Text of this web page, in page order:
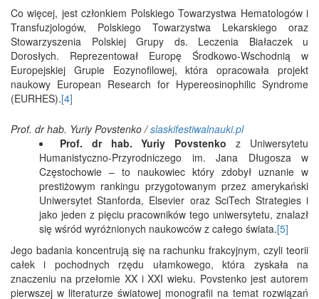
Co więcej, jest członkiem Polskiego Towarzystwa Hematologów i
Transfuzjologów, Polskiego Towarzystwa Lekarskiego oraz
Stowarzyszenia Polskiej Grupy ds. Leczenia Białaczek u
Dorosłych. Reprezentował Europę Środkowo-Wschodnią w
Europejskiej Grupie Eozynofilowej, która opracowała projekt
naukowy European Research for Hypereosinophilic Syndrome
(EURHES).[4]
Prof. dr hab. Yuriy Povstenko /slaskifestiwalnauki.pl
Prof. dr hab. Yuriy Povstenko z Uniwersytetu
Humanistyczno-Przyrodniczego im. Jana Długosza w
Częstochowie – to naukowiec który zdobył uznanie w
prestiżowym rankingu przygotowanym przez amerykański
Uniwersytet Stanforda, Elsevier oraz SciTech Strategies i
jako jeden z pięciu pracowników tego uniwersytetu, znalazł
się wśród wyróżnionych naukowców z całego świata.[5]
Jego badania koncentrują się na rachunku frakcyjnym, czyli teorii
całek i pochodnych rzędu ułamkowego, która zyskała na
znaczeniu na przełomie XX i XXI wieku. Povstenko jest autorem
pierwszej w literaturze światowej monografii na temat rozwiązań